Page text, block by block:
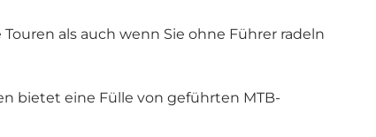
als auch wenn Sie ohne Führer radeln
bietet eine Fülle von geführten MTB-